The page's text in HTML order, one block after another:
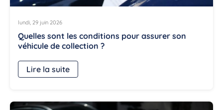
lundi, 29 juin 2026
Quelles sont les conditions pour assurer son
véhicule de collection ?
Lire la suite